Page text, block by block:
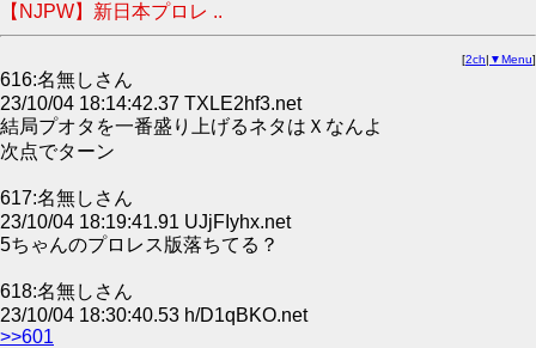
【NJPW】新日本プロレ ..
[2ch| ▼Menu]
616:名無しさん
23/10/04 18:14:42.37 TXLE2hf3.net
結局プオタを一番盛り上げるネタはＸなんよ
次点でターン
617:名無しさん
23/10/04 18:19:41.91 UJjFIyhx.net
5ちゃんのプロレス版落ちてる？
618:名無しさん
23/10/04 18:30:40.53 h/D1qBKO.net
>>601